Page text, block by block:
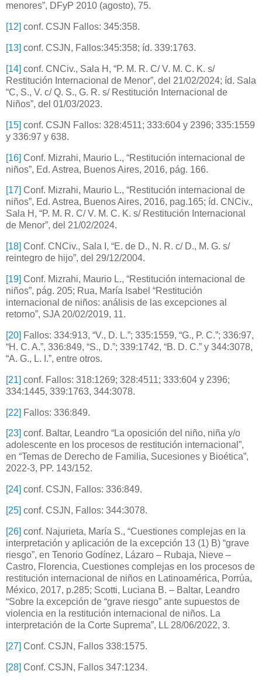
menores”, DFyP 2010 (agosto), 75.
[12] conf. CSJN Fallos: 345:358.
[13] conf. CSJN, Fallos:345:358; íd. 339:1763.
[14] conf. CNCiv., Sala H, “P. M. R. C/ V. M. C. K. s/
Restitución Internacional de Menor”, del 21/02/2024; íd. Sala
“C, S., V. c/ Q. S., G. R. s/ Restitución Internacional de
Niños”, del 01/03/2023.
[15] conf. CSJN Fallos: 328:4511; 333:604 y 2396; 335:1559
y 336:97 y 638.
[16] Conf. Mizrahi, Maurio L., “Restitución internacional de
niños”, Ed. Astrea, Buenos Aires, 2016, pág. 166.
[17] Conf. Mizrahi, Maurio L., “Restitución internacional de
niños”, Ed. Astrea, Buenos Aires, 2016, pag.165; íd. CNCiv.,
Sala H, “P. M. R. C/ V. M. C. K. s/ Restitución Internacional
de Menor”, del 21/02/2024.
[18] Conf. CNCiv., Sala I, “E. de D., N. R. c/ D., M. G. s/
reintegro de hijo”, del 29/12/2004.
[19] Conf. Mizrahi, Maurio L., “Restitución internacional de
niños”, pág. 205; Rua, María Isabel “Restitución
internacional de niños: análisis de las excepciones al
retorno”, SJA 20/02/2019, 11.
[20] Fallos: 334:913, “V., D. L.”; 335:1559, “G., P. C.”; 336:97,
“H. C. A.”, 336:849, “S., D.”; 339:1742, “B. D. C.” y 344:3078,
“A. G., L. I.”, entre otros.
[21] conf. Fallos: 318:1269; 328:4511; 333:604 y 2396;
334:1445, 339:1763, 344:3078.
[22] Fallos: 336:849.
[23] conf. Baltar, Leandro “La oposición del niño, niña y/o
adolescente en los procesos de restitución internacional”,
en “Temas de Derecho de Familia, Sucesiones y Bioética”,
2022-3, PP. 143/152.
[24] conf. CSJN, Fallos: 336:849.
[25] conf. CSJN, Fallos: 344:3078.
[26] conf. Najurieta, María S., “Cuestiones complejas en la
interpretación y aplicación de la excepción 13 (1) B) “grave
riesgo”, en Tenorio Godínez, Lázaro – Rubaja, Nieve –
Castro, Florencia, Cuestiones complejas en los procesos de
restitución internacional de niños en Latinoamérica, Porrúa,
México, 2017, p.285; Scotti, Luciana B. – Baltar, Leandro
“Sobre la excepción de “grave riesgo” ante supuestos de
violencia en la restitución internacional de niños. La
interpretación de la Corte Suprema”, LL 28/06/2022, 3.
[27] Conf. CSJN, Fallos 338:1575.
[28] Conf. CSJN, Fallos 347:1234.